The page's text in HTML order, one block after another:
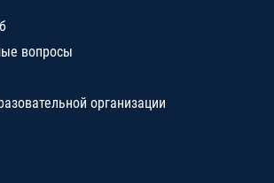
вопросы
организации